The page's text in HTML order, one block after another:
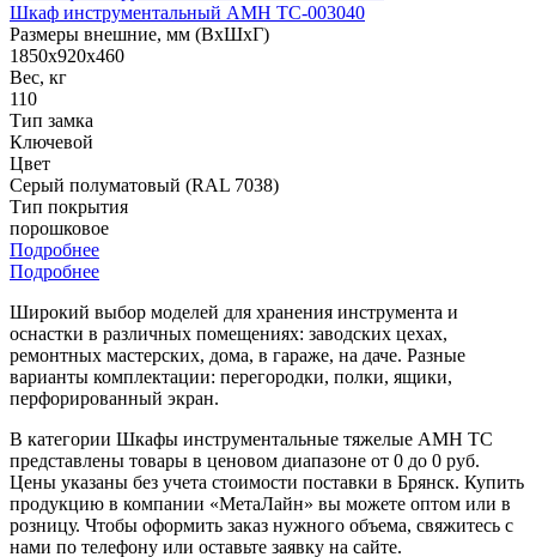
Шкаф инструментальный AMH TC-003040
Размеры внешние, мм (ВхШхГ)
1850x920x460
Вес, кг
110
Тип замка
Ключевой
Цвет
Серый полуматовый (RAL 7038)
Тип покрытия
порошковое
Подробнее
Подробнее
Широкий выбор моделей для хранения инструмента и
оснастки в различных помещениях: заводских цехах,
ремонтных мастерских, дома, в гараже, на даче. Разные
варианты комплектации: перегородки, полки, ящики,
перфорированный экран.
В категории Шкафы инструментальные тяжелые AMH TC
представлены товары в ценовом диапазоне от 0 до 0 руб.
Цены указаны без учета стоимости поставки в Брянск. Купить
продукцию в компании «МетаЛайн» вы можете оптом или в
розницу. Чтобы оформить заказ нужного объема, свяжитесь с
нами по телефону или оставьте заявку на сайте.